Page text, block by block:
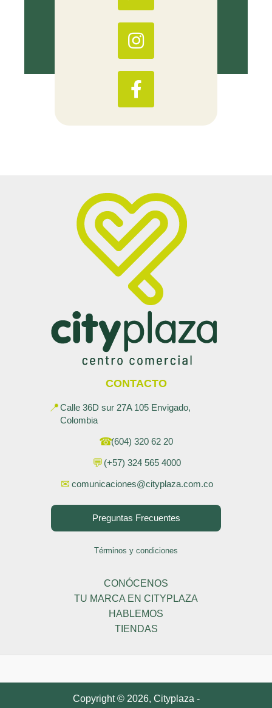
CONTACTO
📍Calle 36D sur 27A 105 Envigado,
Colombia
☎(604) 320 62 20
💬 (+57) 324 565 4000
✉ comunicaciones@cityplaza.com.co
Preguntas Frecuentes
Términos y condiciones
CONÓCENOS
TU MARCA EN CITYPLAZA
HABLEMOS
TIENDAS
Copyright © 2026, Cityplaza -